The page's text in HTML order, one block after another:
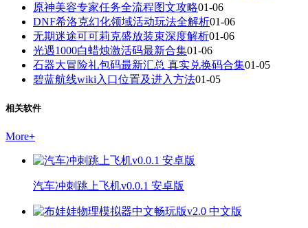
原神美容专家任务全流程图文攻略01-06
DNF希洛克幻化领域活动玩法全解析01-06
无期迷途可可莉克盛放装束深度解析01-06
光遇1000白蜡烛激活码最新合集01-06
石器大冒险礼包码最新汇总 真实兑换码合集01-05
碧蓝航线wiki入口位置及进入方法01-05
相关软件
More+
汽车冲刺跳上飞机v0.0.1 安卓版